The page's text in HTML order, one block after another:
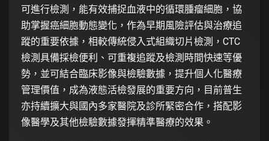
可進行檢測，能有效捕捉血液中的循環腫瘤細胞，協
助掌握癌細胞動態變化，作為早期風險評估與治療追
蹤的重要依據，相較傳統侵入式組織切片檢測，CTC
檢測具備採檢便利、可重複追蹤及檢測時間快速等優
勢，並可結合臨床影像與檢驗數據，提升個人化醫療
管理價值，成為液態活檢發展的重要方向，目前普生
亦持續擴大與國內多家醫院及診所緊密合作，搭配影
像醫學及其他檢驗數據發揮精準醫療的效果。